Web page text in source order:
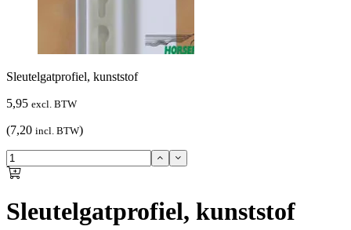
Sleutelgatprofiel, kunststof
5,95 excl. BTW
(7,20 incl. BTW)
Sleutelgatprofiel, kunststof